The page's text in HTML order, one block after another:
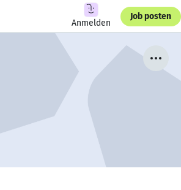
Anmelden
Job posten